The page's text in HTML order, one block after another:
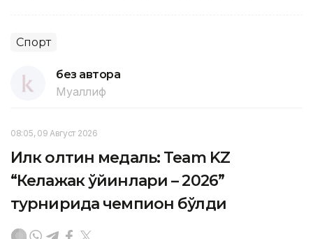
Спорт
без автора
Муаллиф
08:05, 09 Август 2026
Илк олтин медаль: Team KZ
“Келажак ўйинлари – 2026”
турнирида чемпион бўлди